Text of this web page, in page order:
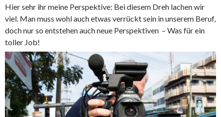
Hier sehr ihr meine Perspektive: Bei diesem Dreh lachen wir
viel. Man muss wohl auch etwas verrückt sein in unserem Beruf,
doch nur so entstehen auch neue Perspektiven – Was für ein
toller Job!